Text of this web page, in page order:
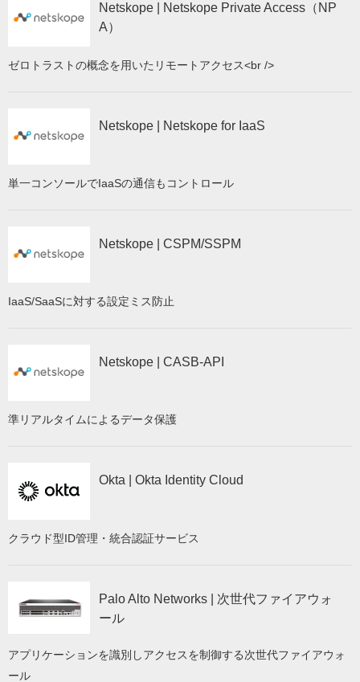
Netskope | Netskope Private Access（NP
A）
ゼロトラストの概念を用いたリモートアクセス<br />
Netskope | Netskope for IaaS
単一コンソールでIaaSの通信もコントロール
Netskope | CSPM/SSPM
IaaS/SaaSに対する設定ミス防止
Netskope | CASB-API
準リアルタイムによるデータ保護
Okta | Okta Identity Cloud
クラウド型ID管理・統合認証サービス
Palo Alto Networks | 次世代ファイアウォ
ール
アプリケーションを識別しアクセスを制御する次世代ファイアウォ
ール